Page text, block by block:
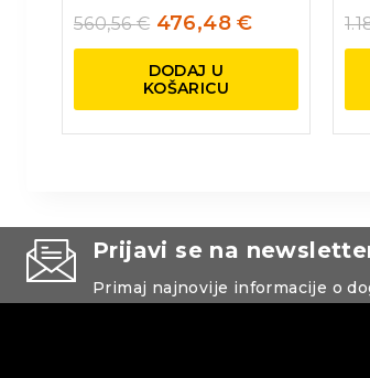
560,56€ 476,48€
DODAJ U
KOŠARICU
Prijavi se na
Primaj najnovije informacije o